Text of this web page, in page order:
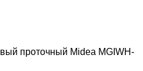
проточный Midea MGIWH-